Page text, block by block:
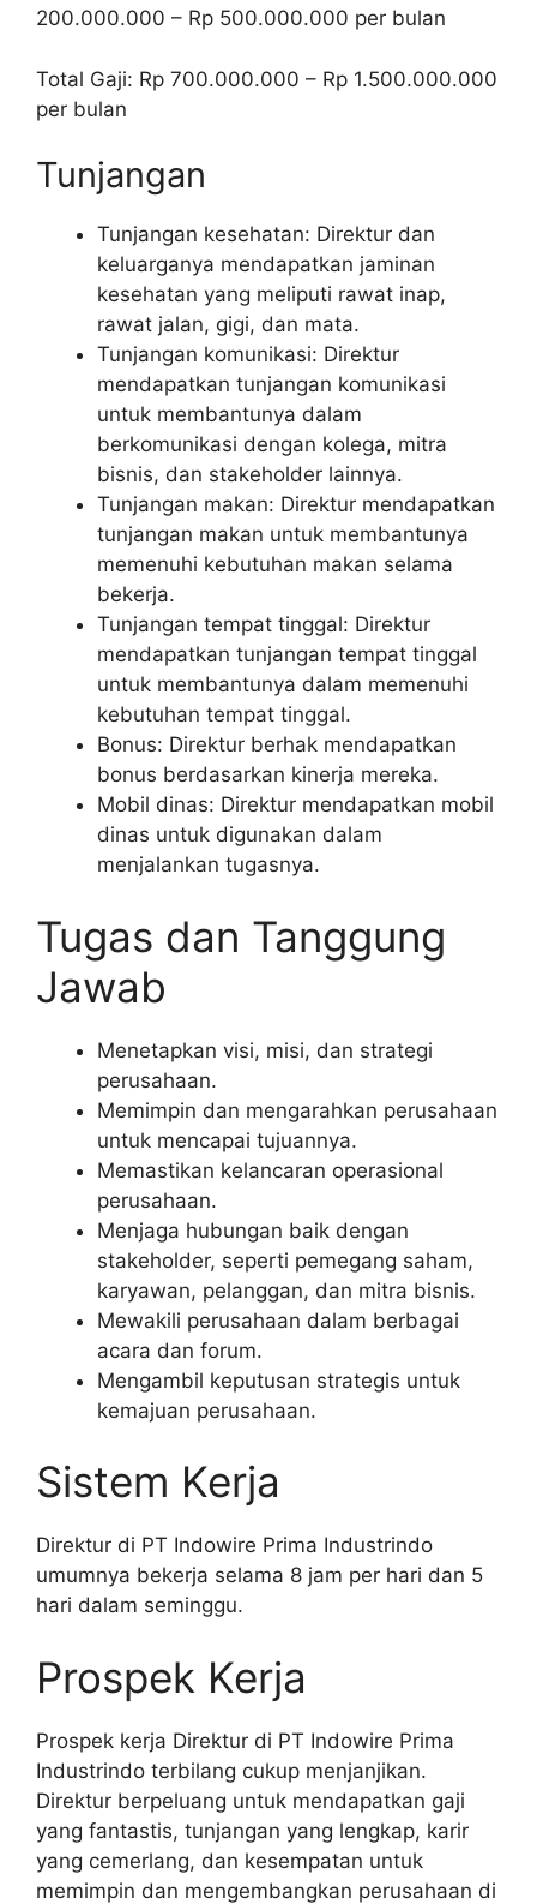
200.000.000 – Rp 500.000.000 per bulan
Total Gaji: Rp 700.000.000 – Rp 1.500.000.000
per bulan
Tunjangan
Tunjangan kesehatan: Direktur dan
keluarganya mendapatkan jaminan
kesehatan yang meliputi rawat inap,
rawat jalan, gigi, dan mata.
Tunjangan komunikasi: Direktur
mendapatkan tunjangan komunikasi
untuk membantunya dalam
berkomunikasi dengan kolega, mitra
bisnis, dan stakeholder lainnya.
Tunjangan makan: Direktur mendapatkan
tunjangan makan untuk membantunya
memenuhi kebutuhan makan selama
bekerja.
Tunjangan tempat tinggal: Direktur
mendapatkan tunjangan tempat tinggal
untuk membantunya dalam memenuhi
kebutuhan tempat tinggal.
Bonus: Direktur berhak mendapatkan
bonus berdasarkan kinerja mereka.
Mobil dinas: Direktur mendapatkan mobil
dinas untuk digunakan dalam
menjalankan tugasnya.
Tugas dan Tanggung
Jawab
Menetapkan visi, misi, dan strategi
perusahaan.
Memimpin dan mengarahkan perusahaan
untuk mencapai tujuannya.
Memastikan kelancaran operasional
perusahaan.
Menjaga hubungan baik dengan
stakeholder, seperti pemegang saham,
karyawan, pelanggan, dan mitra bisnis.
Mewakili perusahaan dalam berbagai
acara dan forum.
Mengambil keputusan strategis untuk
kemajuan perusahaan.
Sistem Kerja
Direktur di PT Indowire Prima Industrindo
umumnya bekerja selama 8 jam per hari dan 5
hari dalam seminggu.
Prospek Kerja
Prospek kerja Direktur di PT Indowire Prima
Industrindo terbilang cukup menjanjikan.
Direktur berpeluang untuk mendapatkan gaji
yang fantastis, tunjangan yang lengkap, karir
yang cemerlang, dan kesempatan untuk
memimpin dan mengembangkan perusahaan di